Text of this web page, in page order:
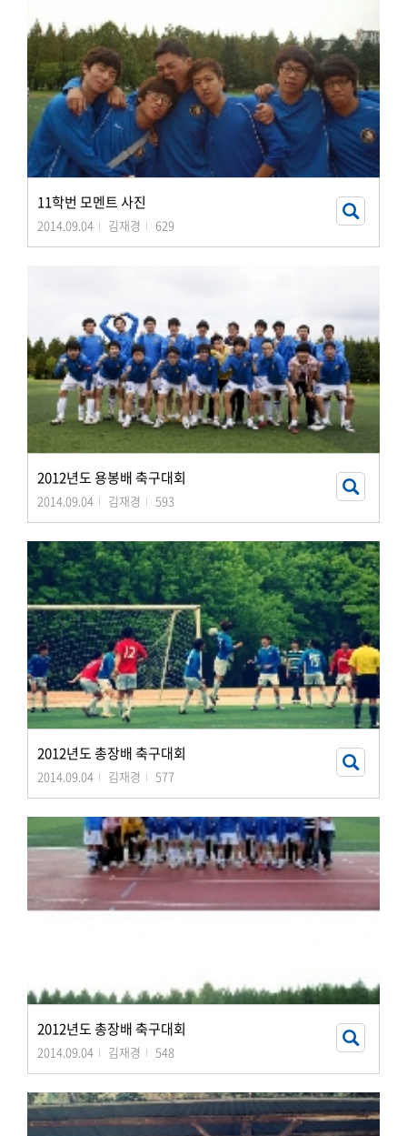
11학번 모멘트 사진
2014.09.04 김재경 629
2012년도 용봉배 축구대회
2014.09.04 김재경 593
2012년도 총장배 축구대회
2014.09.04 김재경 577
2012년도 총장배 축구대회
2014.09.04 김재경 548